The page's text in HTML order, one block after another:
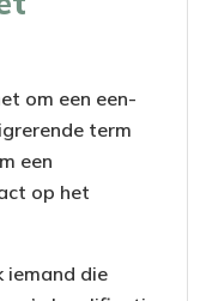
om een een-
term
een
op het
iemand die